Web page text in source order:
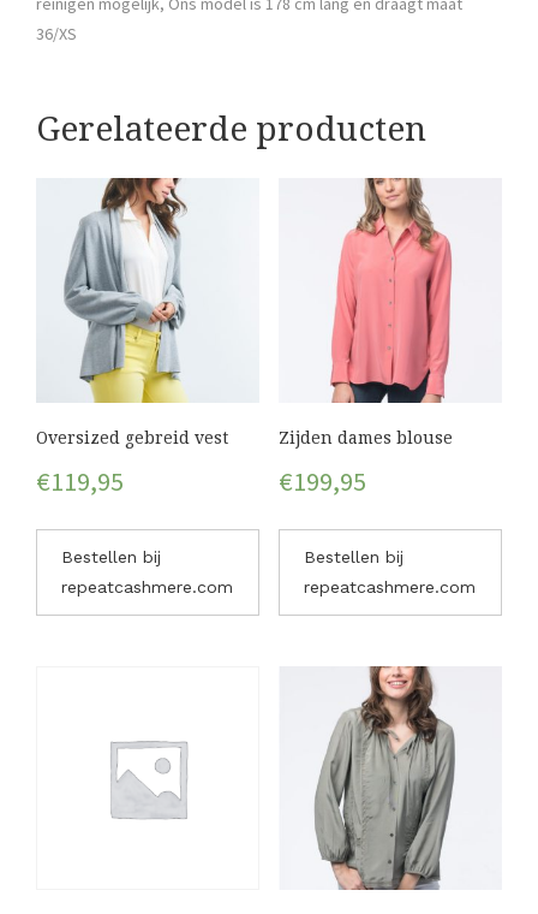
36/XS
Gerelateerde producten
Oversized gebreid vest
€119,95
Bestellen bij
repeatcashmere.com
Zijden dames blouse
€199,95
Bestellen bij
repeatcashmere.com